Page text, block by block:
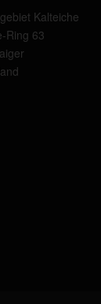
Kalteiche
Ring 63